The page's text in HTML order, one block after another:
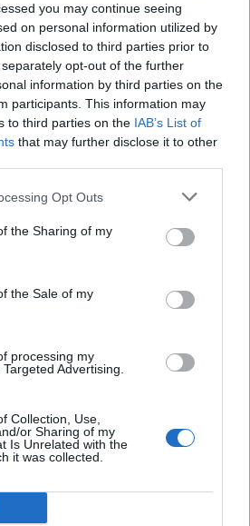
you may continue seeing
on personal information utilized by
disclosed to third parties prior to
opt-out of the further
information by third parties on the
participants. This information may
to third parties on the IAB’s List of
that may further disclose it to other
Opt Outs
the Sharing of my
the Sale of my
processing my
Advertising.
Collection, Use,
or Sharing of my
Is Unrelated with the
it was collected.
του καφέ: Ποιες χώρες
παραγωγή
της καθημερινότητας
παγκοσμίως, και ειδικά στη χώρα
πρωινό ξύπνημα, το μεσημεριανό
αλλά και κάποιο επαγγελματικό
σχεδόν σε κάθε κοινωνική συνθήκη,
της AI: Επιπλέον 375
για κάθε νοικοκυριό στις